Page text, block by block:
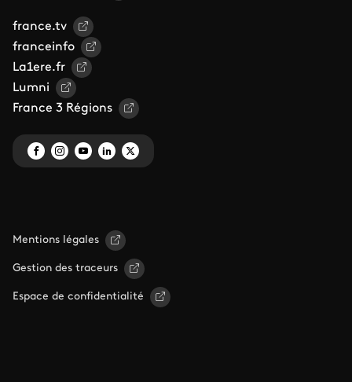
france.tv
franceinfo
La1ere.fr
Lumni
France 3 Régions
Mentions légales
Gestion des traceurs
Espace de confidentialité